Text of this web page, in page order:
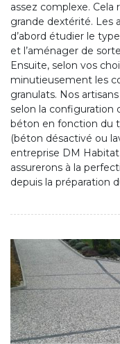
assez complexe.
grande dextérité. Les
d’abord étudier le
et l’aménager de
Ensuite, selon vos
minutieusement les
granulats. Nos
selon la configuration
béton en fonction du
(béton désactivé ou
entreprise DM
assurerons à la
depuis la préparation